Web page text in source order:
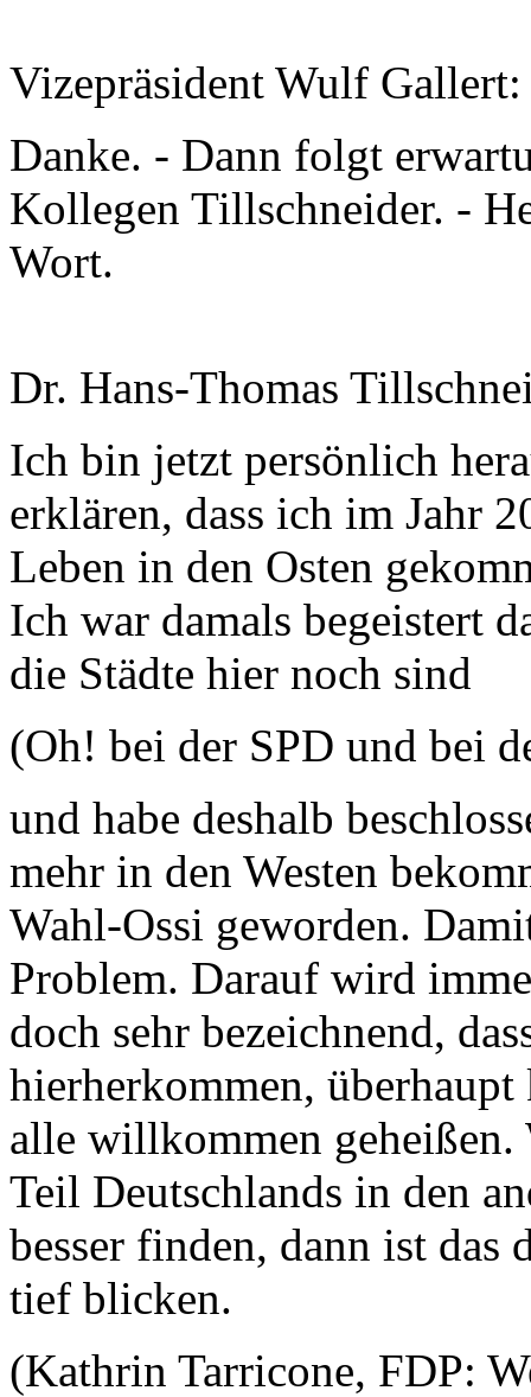
Vizepräsident Wulf Gallert:
Danke. - Dann folgt
Kollegen Tillschneider. -
Wort.
Dr. Hans-Thomas
Ich bin jetzt persönlich
erklären, dass ich im Jahr
Leben in den Osten
Ich war damals begeistert
die Städte hier noch sind
(Oh! bei der SPD und bei
und habe deshalb
mehr in den Westen
Wahl-Ossi geworden.
Problem. Darauf wird
doch sehr bezeichnend,
hierherkommen,
alle willkommen geheißen.
Teil Deutschlands in den
besser finden, dann ist das
tief blicken.
(Kathrin Tarricone, FDP: